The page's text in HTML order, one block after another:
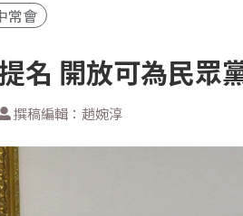
常會
名 開放可為民眾
撰稿編輯：趙婉淳